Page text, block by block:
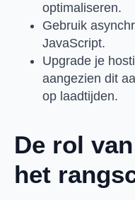
optimaliseren.
Gebruik
JavaScript.
Upgrade je
aangezien dit
op laadtijden.
De rol
het